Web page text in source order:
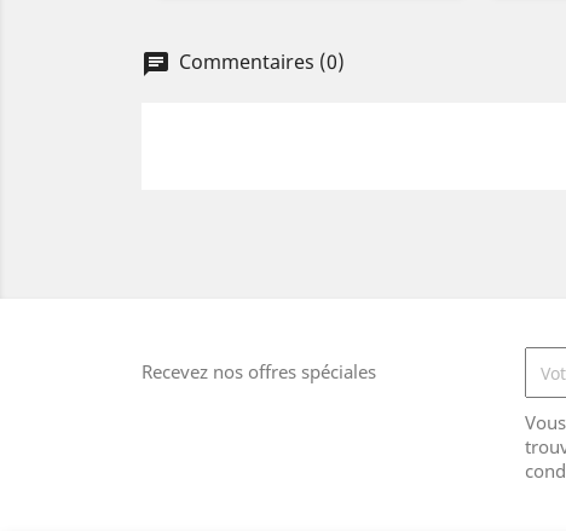
Commentaires (0)
Recevez nos offres spéciales